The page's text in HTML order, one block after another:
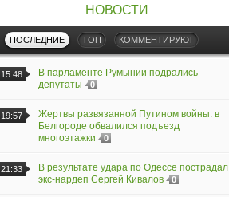
НОВОСТИ
ПОСЛЕДНИЕ ТОП КОММЕНТИРУЮТ
15:48
В парламенте Румынии подрались
депутаты
0
19:57
Жертвы развязанной Путином войны: в
Белгороде обвалился подъезд
многоэтажки
0
21:33
В результате удара по Одессе пострадал
экс-нардеп Сергей Кивалов
0